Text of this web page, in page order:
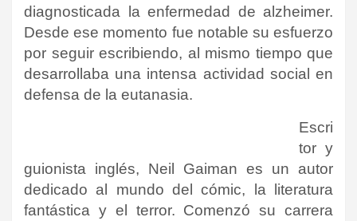
diagnosticada la enfermedad de alzheimer.
Desde ese momento fue notable su esfuerzo
por seguir escribiendo, al mismo tiempo que
desarrollaba una intensa actividad social en
defensa de la eutanasia.
Escri
tor y
guionista inglés, Neil Gaiman es un autor
dedicado al mundo del cómic, la literatura
fantástica y el terror. Comenzó su carrera